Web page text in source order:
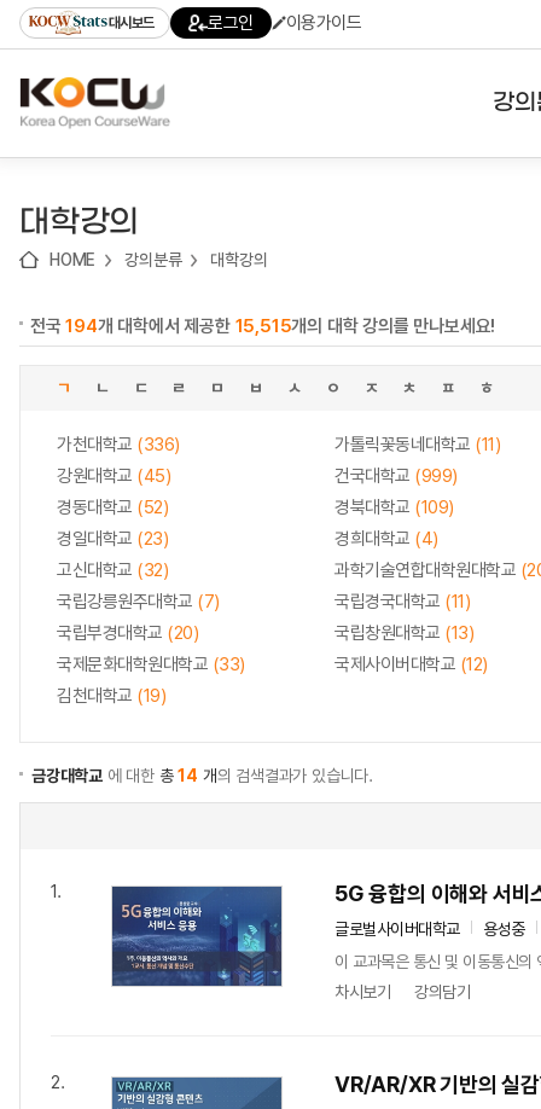
기
기
기
content)
가
대시보드 로그인 이용가이드
강
대학강의
HOME 강의분류 대학강의
전국194개 대학에서 제공한 15,515개의 대학 강의를 만나보세요!
ㄱ ㄴ ㄷ ㄹ ㅁ ㅂ ㅅ ㅇ ㅈ ㅊ ㅍ ㅎ
가천대학교 (336) 가톨릭꽃동네대학교 (11)
강원대학교 (45) 건국대학교 (999)
경동대학교 (52) 경북대학교 (109)
경일대학교 (23) 경희대학교 (4)
고신대학교 (32) 과학기술연합대학원대학교
국립강릉원주대학교 (7) 국립경국대학교 (11)
국립부경대학교 (20) 국립창원대학교 (13)
국제문화대학원대학교 (33) 국제사이버대학교 (12)
김천대학교 (19)
금강대학교 에 대한 총14 개의 검색결과가 있습니다.
1. 5G 융합의 이해와 서비
글로벌사이버대학교
용성중
이 교과목은 통신 및 이동통신
차시보기
강의담기
2. VR/AR/XR 기반의 실